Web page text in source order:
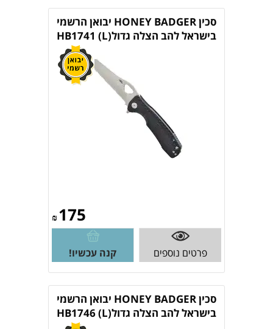
סכין HONEY BADGER יבואן הרשמי
בישראל להב הצלה גדול(L) HB1741
₪175
פרטים נוספים קנה עכשיו!
סכין HONEY BADGER יבואן הרשמי
בישראל להב הצלה גדול(L) HB1746